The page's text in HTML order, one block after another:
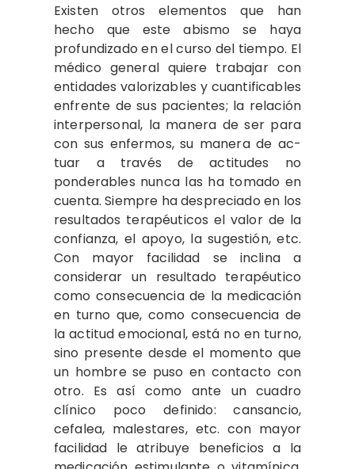
Existen otros elementos que han
hecho que este abismo se haya
profundizado en el curso del tiempo. El
médico general quiere trabajar con
entidades valorizables y cuantificables
enfrente de sus pacientes; la relación
interpersonal, la manera de ser para
con sus enfermos, su manera de ac­
tuar a través de actitudes no
ponderables nunca las ha tomado en
cuenta. Siempre ha despreciado en los
resultados terapéu­ticos el valor de la
confianza, el apoyo, la sugestión, etc.
Con mayor facilidad se inclina a
considerar un resultado terapéu­tico
como consecuencia de la medicación
en turno que, como consecuencia de
la actitud emocional, está no en turno,
sino presente desde el momento que
un hom­bre se puso en contacto con
otro. Es así como ante un cuadro
clínico poco defi­nido: cansancio,
cefalea, malestares, etc. con mayor
facilidad le atribuye beneficios a la